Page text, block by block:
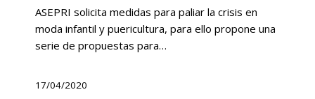
ASEPRI solicita medidas para paliar la crisis en
moda infantil y puericultura, para ello propone una
serie de propuestas para…
17/04/2020